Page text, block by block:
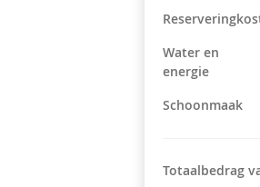
Water en
energie
Schoonmaak
Totaalbedrag